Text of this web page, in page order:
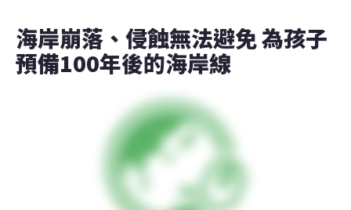
海岸崩落、侵蝕無法避免 為孩子
預備100年後的海岸線